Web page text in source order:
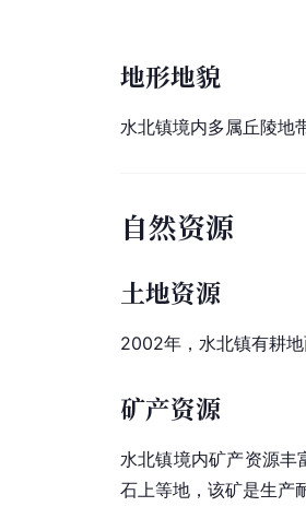
地形地貌
水北镇境内多属丘陵地
自然资源
土地资源
2002年，水北镇有耕
矿产资源
水北镇境内矿产资源丰
石上等地，该矿是生产